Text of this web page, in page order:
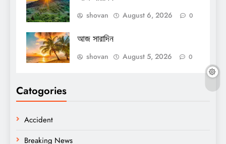
shovan August 6, 2026 0
আজ সারাদিন
shovan August 5, 2026 0
Catogories
Accident
Breaking News